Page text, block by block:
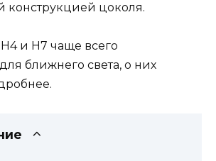
конструкцией цоколя.
и H7 чаще всего
ближнего света, о них